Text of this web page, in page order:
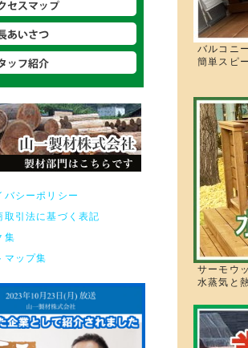
バシーポリシー
取引法に基づく表記
集
マップ集
バルコニ
簡単スピ
サーモウ
水蒸気と